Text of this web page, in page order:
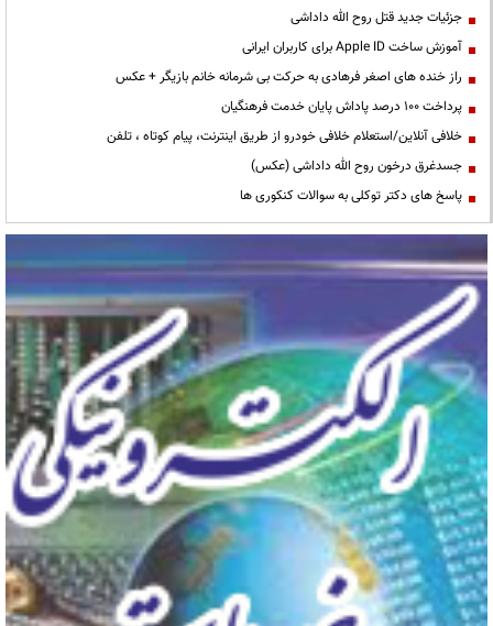
جزئیات جدید قتل روح الله داداشی
آموزش ساخت Apple ID برای کاربران ایرانی
راز خنده های اصغر فرهادی به حرکت بی شرمانه خانم بازیگر + عکس
پرداخت ۱۰۰ درصد پاداش پایان خدمت فرهنگیان
خلافی آنلاین/استعلام خلافی خودرو از طریق اینترنت، پیام کوتاه ، تلفن
جسدغرق درخون روح الله داداشی (عکس)
پاسخ های دکتر توکلی به سوالات کنکوری ها